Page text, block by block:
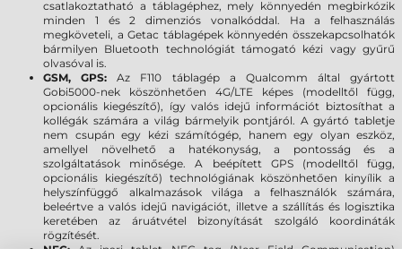
csatlakoztatható a táblagéphez, mely könnyedén megbirkózik
minden 1 és 2 dimenziós vonalkóddal. Ha a felhasználás
megköveteli, a Getac táblagépek könnyedén összekapcsolhatók
bármilyen Bluetooth technológiát támogató kézi vagy gyűrű
olvasóval is.
GSM, GPS:Az F110 táblagép a Qualcomm által gyártott
Gobi5000-nek köszönhetően 4G/LTE képes (modelltől függ,
opcionális kiegészítő), így valós idejű információt biztosíthat a
kollégák számára a világ bármelyik pontjáról. A gyártó tabletje
nem csupán egy kézi számítógép, hanem egy olyan eszköz,
amellyel növelhető a hatékonyság, a pontosság és a
szolgáltatások minősége. A beépített GPS (modelltől függ,
opcionális kiegészítő) technológiának köszönhetően kinyílik a
helyszínfüggő alkalmazások világa a felhasználók számára,
beleértve a valós idejű navigációt, illetve a szállítás és logisztika
keretében az áruátvétel bizonyítását szolgáló koordináták
rögzítését.
NFC:Az ipari tablet NFC tag (Near Field Communication)